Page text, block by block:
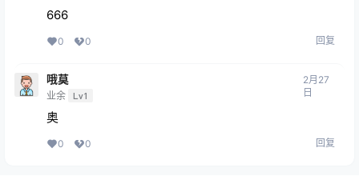
666
0 0 回复
哦莫
业余 Lv1
2月27
日
奥
0 0 回复